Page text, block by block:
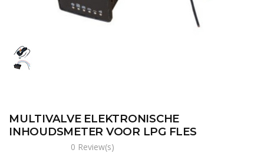
MULTIVALVE ELEKTRONISCHE
INHOUDSMETER VOOR LPG FLES
0 Review(s)